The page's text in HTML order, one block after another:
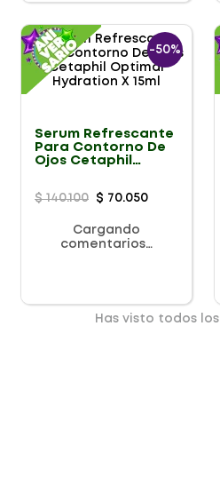
-50%
Serum Refrescante
Para Contorno De
Ojos Cetaphil
$ 140.100 $ 70.050
Cargando
comentarios…
Has visto todos los